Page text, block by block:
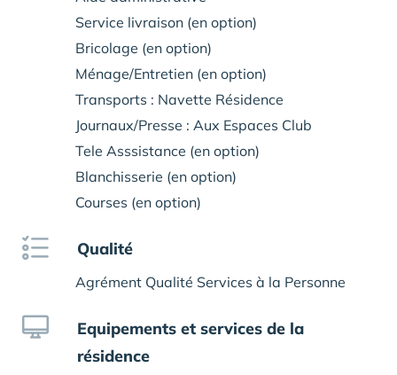
Service livraison (en option)
Bricolage (en option)
Ménage/Entretien (en option)
Transports : Navette Résidence
Journaux/Presse : Aux Espaces Club
Tele Asssistance (en option)
Blanchisserie (en option)
Courses (en option)
Qualité
Agrément Qualité Services à la Personne
Equipements et services de la
résidence